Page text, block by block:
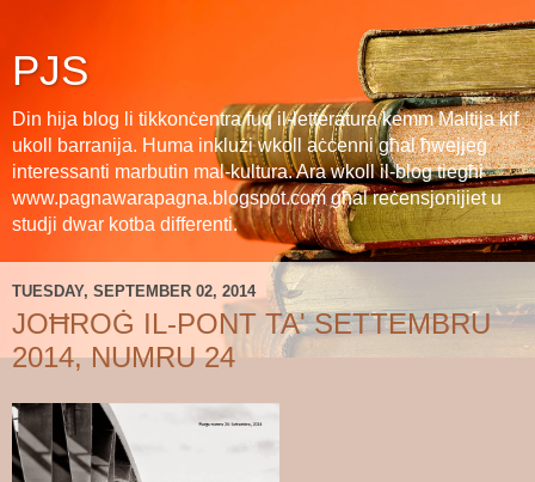
PJS
Din hija blog li tikkonċentra fuq il-letteratura kemm Maltija kif
ukoll barranija. Huma inklużi wkoll aċċenni għal ħwejjeġ
interessanti marbutin mal-kultura. Ara wkoll il-blog tiegħi
www.pagnawarapagna.blogspot.com għal reċensjonijiet u
studji dwar kotba differenti.
TUESDAY, SEPTEMBER 02, 2014
JOĦROĠ IL-PONT TA' SETTEMBRU
2014, NUMRU 24